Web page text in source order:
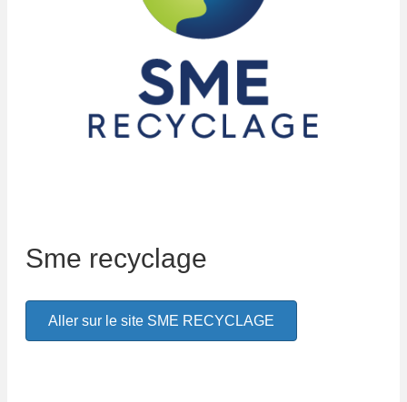
Sme recyclage
Aller sur le site SME RECYCLAGE